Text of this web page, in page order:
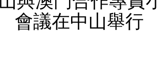
會議在中山舉行